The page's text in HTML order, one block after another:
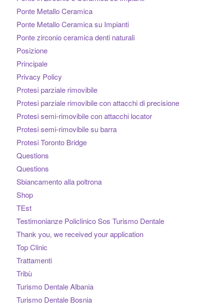
Ponte Metallo Ceramica
Ponte Metallo Ceramica su Impianti
Ponte zirconio ceramica denti naturali
Posizione
Principale
Privacy Policy
Protesi parziale rimovibile
Protesi parziale rimovibile con attacchi di precisione
Protesi semi-rimovibile con attacchi locator
Protesi semi-rimovibile su barra
Protesi Toronto Bridge
Questions
Questions
Sbiancamento alla poltrona
Shop
TEst
Testimonianze Policlinico Sos Turismo Dentale
Thank you, we received your application
Top Clinic
Trattamenti
Tribù
Turismo Dentale Albania
Turismo Dentale Bosnia